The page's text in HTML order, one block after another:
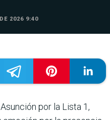
2026 9:40
por la Lista 1,